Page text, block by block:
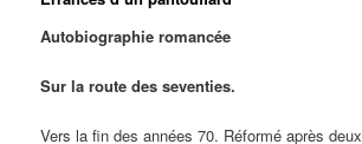
Autobiographie romancée
Sur la route des seventies.
Vers la fin des années 70. Réformé après